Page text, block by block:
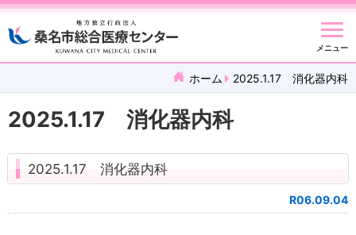
メニュー
ホーム 2025.1.17 消化器内科
2025.1.17 消化器内科
2025.1.17 消化器内科
R06.09.04